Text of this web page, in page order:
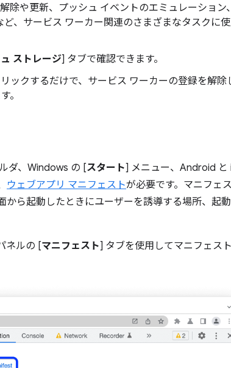
除や更新、プッシュ イベントのエミュレーション
、サービス ワーカー関連のさまざまなタスクに
ストレージ] タブで確認できます。
ックするだけで、サービス ワーカーの登録を解除
。
ダ、Windows の [スタート] メニュー、Android と
ウェブアプリ マニフェストが必要です。マニフェ
ら起動したときにユーザーを誘導する場所、起
ネルの [マニフェスト] タブを使用してマニフェス